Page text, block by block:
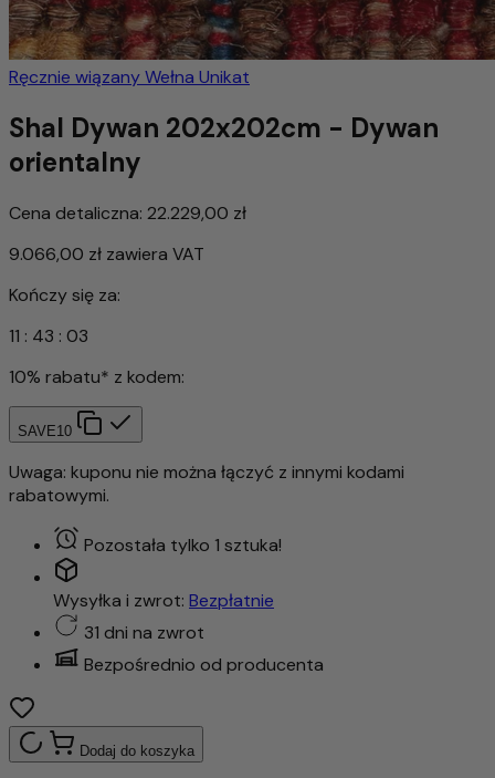
Ręcznie wiązanyWełna Unikat
Shal Dywan 202x202cm - Dywan
orientalny
Cena detaliczna: 22.229,00 zł
9.066,00 zł zawiera VAT
Kończy się za:
11 : 43 : 00
10% rabatu* z kodem:
SAVE10
Uwaga: kuponu nie można łączyć z innymi kodami
rabatowymi.
Pozostała tylko 1 sztuka!
Wysyłka i zwrot: Bezpłatnie
31 dni na zwrot
Bezpośrednio od producenta
Dodaj do koszyka